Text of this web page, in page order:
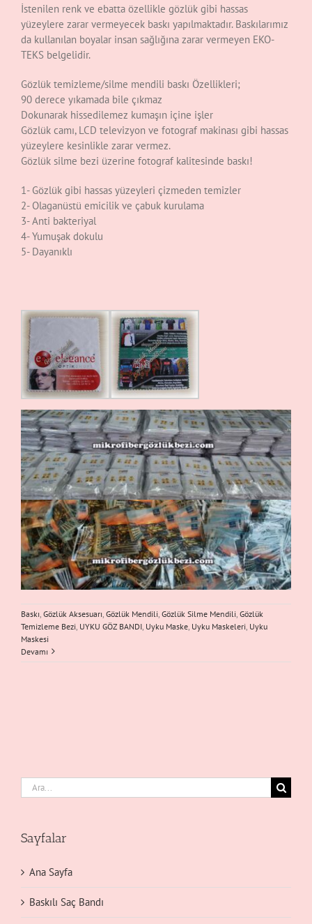
İstenilen renk ve ebatta özellikle gözlük gibi hassas
yüzeylere zarar vermeyecek baskı yapılmaktadır. Baskılarımız
da kullanılan boyalar insan sağlığına zarar vermeyen EKO-
TEKS belgelidir.
Gözlük temizleme/silme mendili baskı Özellikleri;
90 derece yıkamada bile çıkmaz
Dokunarak hissedilemez kumaşın içine işler
Gözlük camı, LCD televizyon ve fotograf makinası gibi hassas
yüzeylere kesinlikle zarar vermez.
Gözlük silme bezi üzerine fotograf kalitesinde baskı!
1- Gözlük gibi hassas yüzeyleri çizmeden temizler
2- Olaganüstü emicilik ve çabuk kurulama
3- Anti bakteriyal
4- Yumuşak dokulu
5- Dayanıklı
Baskı Gözlük Aksesuarı Gözlük Mendili Gözlük Silme Mendili Gözlük
Temizleme Bezi UYKU GÖZ BANDI Uyku Maske Uyku Maskeleri Uyku
Maskesi
Devamı
Ara:
Sayfalar
Ana Sayfa
Baskılı Saç Bandı